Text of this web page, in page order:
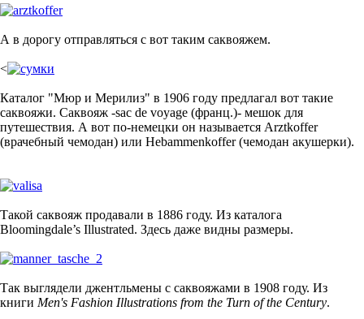
А в дорогу отправляться с вот таким саквояжем.
<
Каталог "Мюр и Мерилиз" в 1906 году предлагал вот такие
саквояжи. Саквояж -sac de voyage (франц.)- мешок для
путешествия. А вот по-немецки он называется Arztkoffer
(врачебный чемодан) или Hebammenkoffer (чемодан акушерки).
Такой саквояж продавали в 1886 году. Из каталога
Bloomingdale’s Illustrated. Здесь даже видны размеры.
Так выглядели джентльмены с саквояжами в 1908 году. Из
книги Men's Fashion Illustrations from the Turn of the Century.